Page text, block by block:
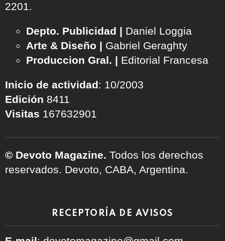
2201.
Depto. Publicidad | Daniel Loggia
Arte & Diseño | Gabriel Geraghty
Produccion Gral. | Editorial Francesa
Inicio de actividad: 10/2003
Edición 8411
Visitas 167632901
© Devoto Magazine. Todos los derechos
reservados. Devoto, CABA, Argentina.
RECEPTORÍA DE AVISOS